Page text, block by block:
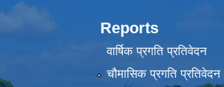
Reports
वार्षिक प्रगति प्रतिवेदन
चौमासिक प्रगति प्रतिवेदन